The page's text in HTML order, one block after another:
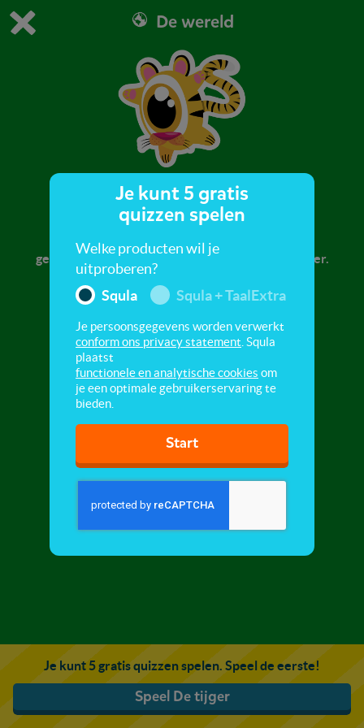
Dit is de gratis demo van Squla.
Bestel nu
0 1
De wereld
De tijger
Weet jij wie de Koning van de Jungle wordt
genoemd? Ontdek in deze quiz meer over de tijger.
Je kunt 5 gratis quizzen spelen. Speel de eerste!
Speel De tijger
Je kunt 5 gratis
quizzen spelen
Welke producten wil je
uitproberen?
Squla
Squla + TaalExtra
Je persoonsgegevens worden verwerkt
conform ons privacy statement . Squla
plaatst
functionele en analytische cookies om
je een optimale gebruikerservaring te
bieden.
Start